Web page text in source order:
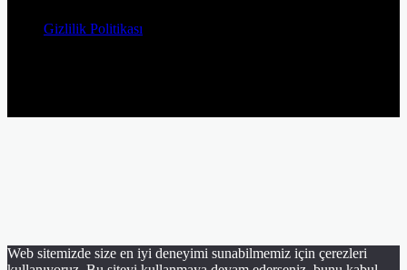
Gizlilik Politikası
Web sitemizde size en iyi deneyimi sunabilmemiz için çerezleri